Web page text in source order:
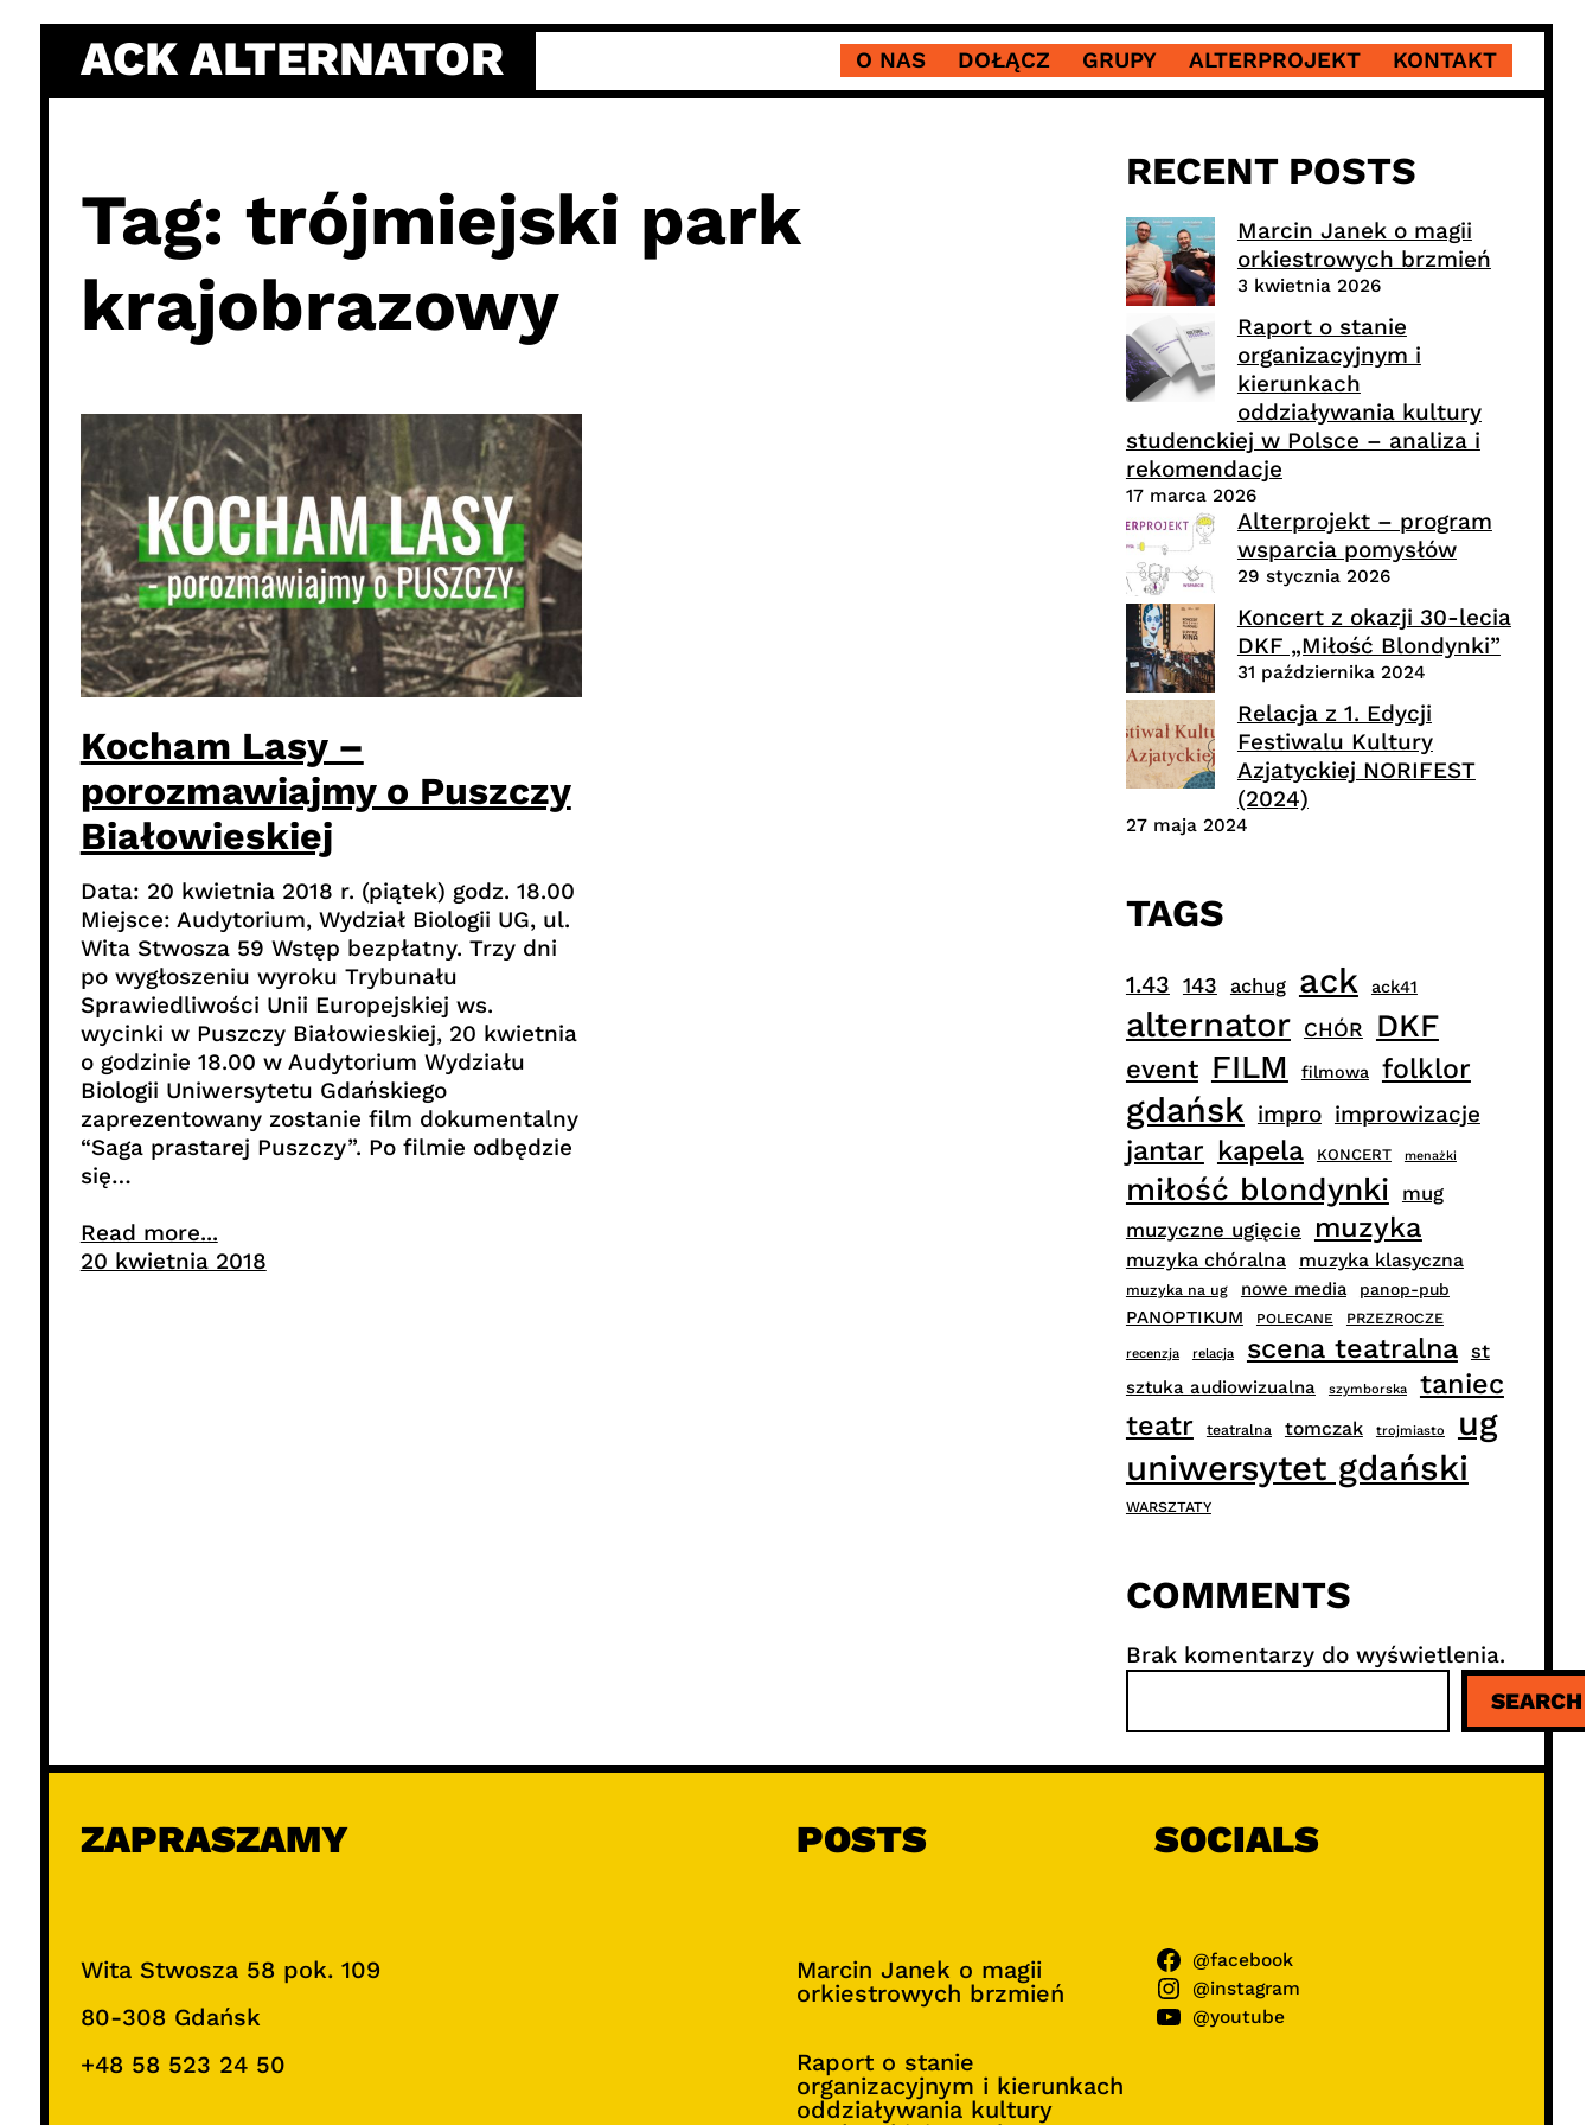
content
ACK ALTERNATOR O NAS DOŁĄCZ GRUPY ALTERPROJEKT KONTAKT
Tag: trójmiejski park
krajobrazowy
Kocham Lasy –
porozmawiajmy o Puszczy
Białowieskiej
Data: 20 kwietnia 2018 r. (piątek) godz. 18.00
Miejsce: Audytorium, Wydział Biologii UG, ul.
Wita Stwosza 59 Wstęp bezpłatny. Trzy dni
po wygłoszeniu wyroku Trybunału
Sprawiedliwości Unii Europejskiej ws.
wycinki w Puszczy Białowieskiej, 20 kwietnia
o godzinie 18.00 w Audytorium Wydziału
Biologii Uniwersytetu Gdańskiego
zaprezentowany zostanie film dokumentalny
“Saga prastarej Puszczy”. Po filmie odbędzie
się…
Read more...
20 kwietnia 2018
RECENT POSTS
Marcin Janek o magii
orkiestrowych brzmień
3 kwietnia 2026
Raport o stanie
organizacyjnym i
kierunkach
oddziaływania kultury
studenckiej w Polsce – analiza i
rekomendacje
17 marca 2026
Alterprojekt – program
wsparcia pomysłów
29 stycznia 2026
Koncert z okazji 30-lecia
DKF „Miłość Blondynki”
31 października 2024
Relacja z 1. Edycji
Festiwalu Kultury
Azjatyckiej NORIFEST
(2024)
27 maja 2024
TAGS
1.43 143 achug ack ack41
alternator CHÓR DKF
event FILM filmowa folklor
gdańsk impro improwizacje
jantar kapela KONCERT menażki
miłość blondynki mug
muzyczne ugięcie muzyka
muzyka chóralna muzyka klasyczna
muzyka na ug nowe media panop-pub
PANOPTIKUM POLECANE PRZEZROCZE
recenzja relacja scena teatralna st
sztuka audiowizualna szymborska
taniec
teatr
teatralna tomczak trojmiasto
ug
uniwersytet gdański
WARSZTATY
COMMENTS
Brak komentarzy do wyświetlenia.
u
k
SEARCH
ZAPRASZAMY
Wita Stwosza 58 pok. 109
80-308 Gdańsk
+48 58 523 24 50
POSTS
Marcin Janek o magii
orkiestrowych brzmień
Raport o stanie
organizacyjnym i kierunkach
oddziaływania kultury
SOCIALS
@facebook
@instagram
@youtube